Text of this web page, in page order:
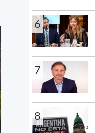
6
7
8